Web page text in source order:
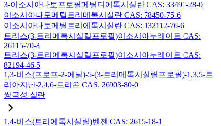
3-이소시아나토프로필메틸디에톡시실란 CAS: 33491-28-0
이소시아나토메틸트리메톡시실란 CAS: 78450-75-6
이소시아나토메틸트리에톡시실란 CAS: 132112-76-6
트리스(3-트리메톡시실릴프로필)이소시아누레이트 CAS:
26115-70-8
트리스(3-트리에톡시실릴프로필)이소시아누레이트 CAS:
82194-46-5
1,3-비스(프로프-2-에닐)-5-(3-트리메톡시실릴프로필)-1,3,5-트
리아지난-2,4,6-트리온 CAS: 26903-80-0
쌍극성 실란
1,4-비스(트리에톡시실릴)벤젠 CAS: 2615-18-1